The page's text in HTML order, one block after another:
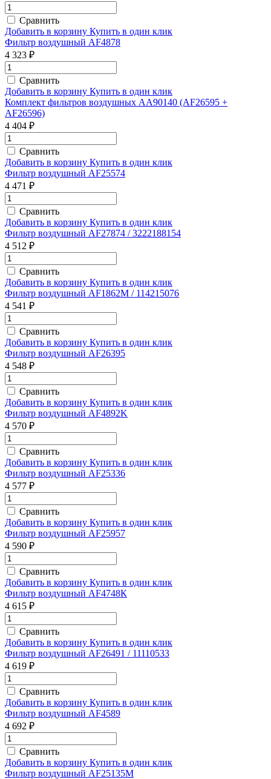
Сравнить
Добавить в корзину Купить в один клик
Фильтр воздушный AF4878
4 323 ₽
Сравнить
Добавить в корзину Купить в один клик
Комплект фильтров воздушных AA90140 (AF26595 +
AF26596)
4 404 ₽
Сравнить
Добавить в корзину Купить в один клик
Фильтр воздушный AF25574
4 471 ₽
Сравнить
Добавить в корзину Купить в один клик
Фильтр воздушный AF27874 / 3222188154
4 512 ₽
Сравнить
Добавить в корзину Купить в один клик
Фильтр воздушный AF1862M / 114215076
4 541 ₽
Сравнить
Добавить в корзину Купить в один клик
Фильтр воздушный AF26395
4 548 ₽
Сравнить
Добавить в корзину Купить в один клик
Фильтр воздушный AF4892K
4 570 ₽
Сравнить
Добавить в корзину Купить в один клик
Фильтр воздушный AF25336
4 577 ₽
Сравнить
Добавить в корзину Купить в один клик
Фильтр воздушный AF25957
4 590 ₽
Сравнить
Добавить в корзину Купить в один клик
Фильтр воздушный AF4748К
4 615 ₽
Сравнить
Добавить в корзину Купить в один клик
Фильтр воздушный AF26491 / 11110533
4 619 ₽
Сравнить
Добавить в корзину Купить в один клик
Фильтр воздушный AF4589
4 692 ₽
Сравнить
Добавить в корзину Купить в один клик
Фильтр воздушный AF25135M